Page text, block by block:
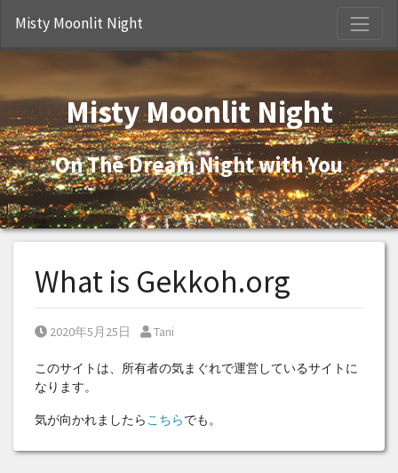
Misty Moonlit Night
Misty Moonlit Night
On The Dream Night with You
What is Gekkoh.org
Posted on
2020年5月25日 Posted by
Tani
このサイトは、所有者の気まぐれで運営しているサイトに
なります。
気が向かれましたらこちらでも。